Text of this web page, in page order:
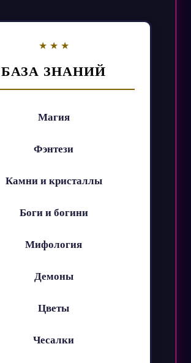
БАЗА ЗНАНИЙ
Магия
Фэнтези
Камни и кристаллы
Боги и богини
Мифология
Демоны
Цветы
Чесалки